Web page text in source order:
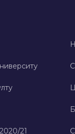
21